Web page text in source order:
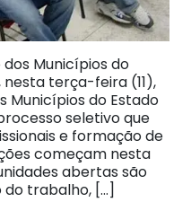
Municípios do
nesta terça-feira (11),
Municípios do Estado
seletivo que
e formação de
começam nesta
abertas são
do trabalho, […]